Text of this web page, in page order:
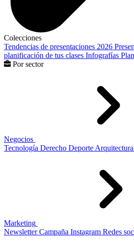
Colecciones
Tendencias de presentaciones 2026
planificación de tus clases Infografías
Por sector
Negocios
Tecnología Derecho Deporte Arquitectura
Marketing
Newsletter Campaña Instagram Redes